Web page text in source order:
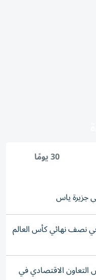
30 يومًا
جزيرة ياس
نصف نهائي كأس العالم
الاقتصادي في